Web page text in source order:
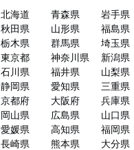
北海道 青森県 岩手県
秋田県
山形県 福島県
栃木県
群馬県 埼玉県
東京都
神奈川県 新潟県
石川県
福井県 山梨県
静岡県
愛知県 三重県
京都府
大阪府 兵庫県
岡山県
広島県 山口県
愛媛県
高知県 福岡県
長崎県
熊本県 大分県